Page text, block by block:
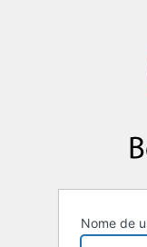
Nome de